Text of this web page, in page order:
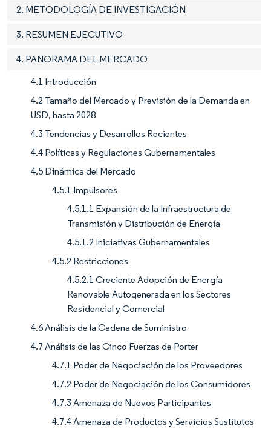
2. METODOLOGÍA DE INVESTIGACIÓN
3. RESUMEN EJECUTIVO
4. PANORAMA DEL MERCADO
4.1 Introducción
4.2 Tamaño del Mercado y Previsión de la Demanda en
USD, hasta 2028
4.3 Tendencias y Desarrollos Recientes
4.4 Políticas y Regulaciones Gubernamentales
4.5 Dinámica del Mercado
4.5.1 Impulsores
4.5.1.1 Expansión de la Infraestructura de
Transmisión y Distribución de Energía
4.5.1.2 Iniciativas Gubernamentales
4.5.2 Restricciones
4.5.2.1 Creciente Adopción de Energía
Renovable Autogenerada en los Sectores
Residencial y Comercial
4.6 Análisis de la Cadena de Suministro
4.7 Análisis de las Cinco Fuerzas de Porter
4.7.1 Poder de Negociación de los Proveedores
4.7.2 Poder de Negociación de los Consumidores
4.7.3 Amenaza de Nuevos Participantes
4.7.4 Amenaza de Productos y Servicios Sustitutos